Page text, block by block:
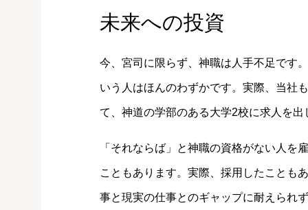
未来への投資
今、宮司に限らず、神職は人手不足です
いう人はほんのわずかです。実際、当社
て、神道の学部のある大学2校に求人を
「それならば」と神職の資格がない人を
こともあります。実際、採用したことも
事と現実の仕事とのギャップに耐えられ